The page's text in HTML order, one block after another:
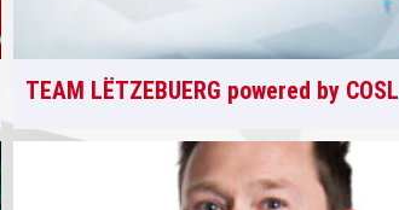
TEAM LËTZEBUERG powered by COSL